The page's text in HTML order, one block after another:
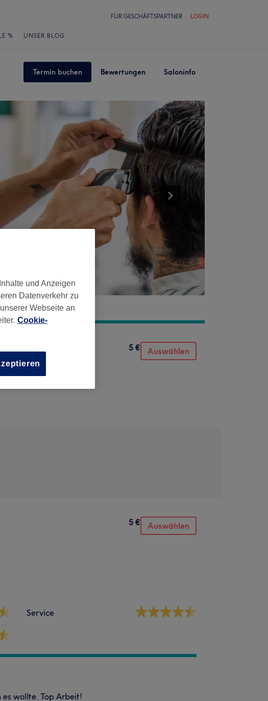
FÜR GESCHÄFTSPARTNER LOGIN
% UNSER BLOG
Termin buchen Bewertungen Saloninfo
5 € Auswählen
5 € Auswählen
Service
wollte. Top Arbeit!
und Anzeigen
Datenverkehr zu
Webseite an
Cookie-